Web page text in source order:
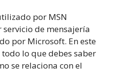
por MSN
de mensajería
por Microsoft. En este
lo que debes saber
se relaciona con el